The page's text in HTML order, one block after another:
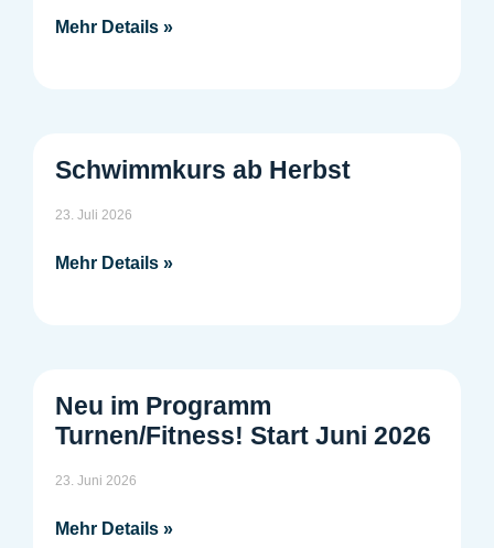
Mehr Details »
Schwimmkurs ab Herbst
23. Juli 2026
Mehr Details »
Neu im Programm
Turnen/Fitness! Start Juni 2026
23. Juni 2026
Mehr Details »